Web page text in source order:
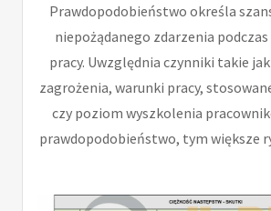
Prawdopodobieństwo określa
niepożądanego zdarzenia
pracy. Uwzględnia czynniki takie
zagrożenia, warunki pracy,
czy poziom wyszkolenia
prawdopodobieństwo, tym większe